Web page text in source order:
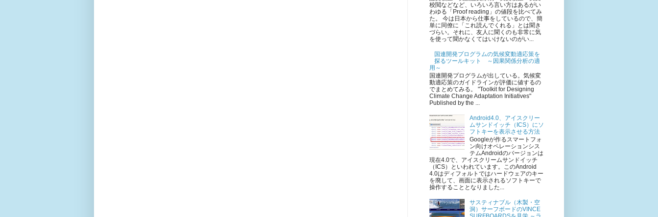
校閲などなど、いろいろ言い方はあるがい
わゆる「Proof reading」の値段を比べてみ
た。 今は日本から仕事をしているので、簡
単に同僚に「これ読んでくれる」とは聞き
づらい。それに、友人に聞くのも非常に気
を使って聞かなくてはいけないのがい...
国連開発プログラムの気候変動適応策を
探るツールキット ～因果関係分析の適
用～
国連開発プログラムが出している。気候変
動適応策のガイドラインが評価に値するの
でまとめてみる。 "Toolkit for Designing
Climate Change Adaptation Initiatives"
Published by the ...
Android4.0、アイスクリー
ムサンドイッチ（ICS）にソ
フトキーを表示させる方法
Googleが作るスマートフォ
ン向けオペレーションシス
テムAndroidのバージョンは
現在4.0で、アイスクリームサンドイッチ
（ICS）といわれています。このAndroid
4.0はディフォルトではハードウェアのキー
を廃して、画面に表示されるソフトキーで
操作することとなりました...
サスティナブル（木製・空
洞）サーフボードのVINCE